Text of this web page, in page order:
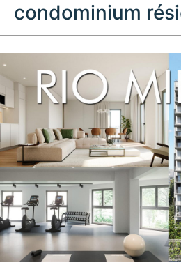
condominium